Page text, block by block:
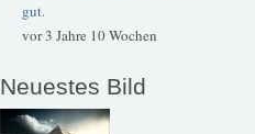
gut.
vor 3 Jahre 10 Wochen
Neuestes Bild